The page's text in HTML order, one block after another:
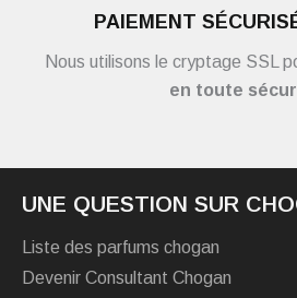
PAIEMENT
Nous utilisons le cryptage SSL
en toute
UNE QUESTION SUR
Liste des parfums chogan
Devenir Consultant Chogan